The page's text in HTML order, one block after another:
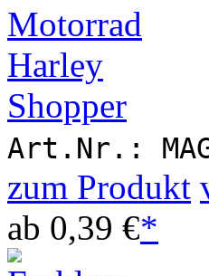
Art.Nr.:
zum Produkt
ab 0,39 €*